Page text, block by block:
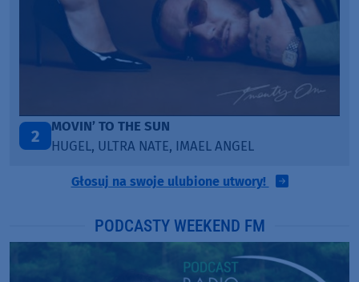
2
MOVIN’ TO THE SUN
HUGEL, ULTRA NATE, IMAEL ANGEL
Głosuj na swoje ulubione utwory!
PODCASTY WEEKEND FM